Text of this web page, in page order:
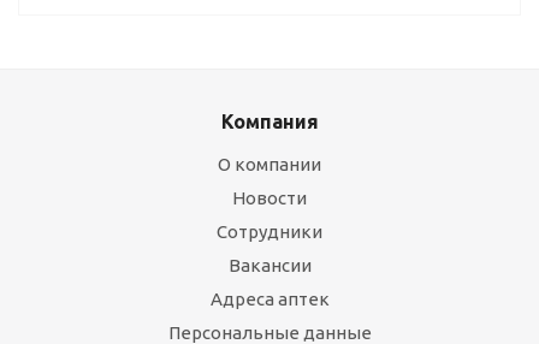
Компания
О компании
Новости
Сотрудники
Вакансии
Адреса аптек
Персональные данные